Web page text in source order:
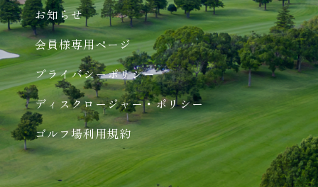
お知らせ
会員様専用ページ
プライバシーポリシー
ディスクロージャー・ポリシー
ゴルフ場利用規約